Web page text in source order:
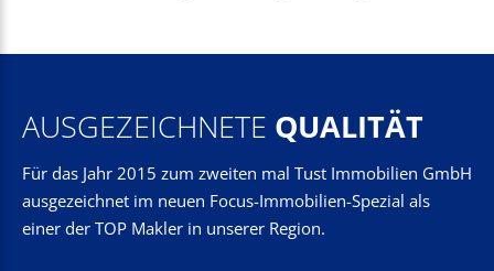
AUSGEZEICHNETE QUALITÄT
Für das Jahr 2015 zum zweiten mal Tust Immobilien GmbH
ausgezeichnet im neuen Focus-Immobilien-Spezial als
einer der TOP Makler in unserer Region.